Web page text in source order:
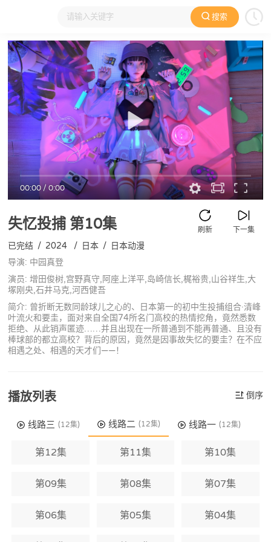
搜索
大家在看 日本动漫 国产动漫 欧美动漫 动漫电影
00:00/0:00
失忆投捕 第10集 下一集
刷新
已完结 / 2024 / 日本 / 日本动漫
导演: 中园真登
演员: 增田俊树,宫野真守,阿座上洋平,岛崎信长,梶裕贵,山谷祥生,大
塚刚央,石井马克,河西健吾
简介: 曾折断无数同龄球儿之心的、日本第一的初中生投捕组合·清峰
叶流火和要圭，面对来自全国74所名门高校的热情挖角，竟然悉数
拒绝、从此销声匿迹……并且出现在一所普通到不能再普通、且没有
棒球部的都立高校？背后的原因，竟然是因事故失忆的要圭？在不应
相遇之处、相遇的天才们——！
播放列表 倒序
线路三 (12集) 线路二 (12集) 线路一 (12集)
第12集 第11集 第10集
第09集 第08集 第07集
第06集 第05集 第04集